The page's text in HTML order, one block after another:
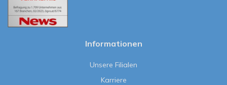
Informationen
Unsere Filialen
Karriere